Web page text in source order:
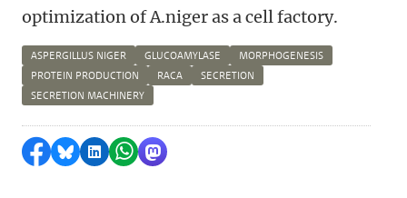
optimization of A.niger as a cell factory.
ASPERGILLUS NIGER GLUCOAMYLASE
MORPHOGENESIS
PROTEIN PRODUCTION
RACA
SECRETION
SECRETION MACHINERY
Delen op Facebook
Delen via Bluesky
Delen op LinkedIn
Delen via WhatsApp
Delen via Mastodon